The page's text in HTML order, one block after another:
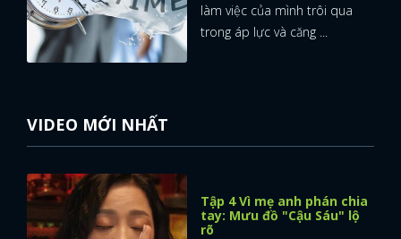
làm việc của mình trôi qua
trong áp lực và căng ...
VIDEO MỚI NHẤT
Tập 4 Vì mẹ anh phán chia
tay: Mưu đồ "Cậu Sáu" lộ
rõ